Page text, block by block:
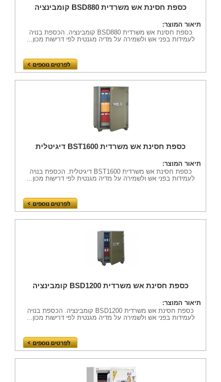
כספת חסינת אש משרדית BSD880 קומבינציה
תיאור המוצר:
כספת חסינת אש משרדית BSD880 קומבינציה. הכספת בנויה
לעמידות בפני אש ולשמירה על מדיה מגנטית לפי דרישות מכון...
כספת חסינת אש משרדית BST1600 דיגיטלית
תיאור המוצר:
כספת חסינת אש משרדית BST1600 דיגיטלית. הכספת בנויה
לעמידות בפני אש ולשמירה על מדיה מגנטית לפי דרישות מכון...
כספת חסינת אש משרדית BSD1200 קומבינציה
תיאור המוצר:
כספת חסינת אש משרדית BSD1200 קומבינציה. הכספת בנויה
לעמידות בפני אש ולשמירה על מדיה מגנטית לפי דרישות מכון...